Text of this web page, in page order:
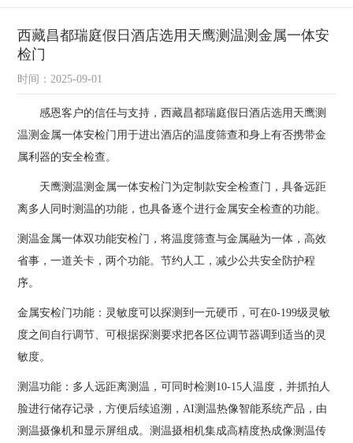
西藏昌都瑞庭假日酒店选用天鹰测温测金属一体安
检门
时间：2025-09-01
感恩客户的信任与支持，西藏昌都瑞庭假日酒店选用天鹰测
温测金属一体安检门用于进出酒店的温度筛查和身上有否携带金
属利器的安全检查。
天鹰测温测金属一体安检门为定制款安全检查门，具备远距
离多人同时测温的功能，也具备逐个进行金属安全检查的功能。
测温金属一体双功能安检门，将温度筛查与金属融为一体，高效
省事，一道关卡，两个功能。节约人工，减少公共安全防护程
序。
金属安检门功能：灵敏度可以探测到一元硬币，可在0-199级灵敏
度之间自行调节、可根据探测要求把各区位调节器调到适当的灵
敏度。
测温功能：多人远距离测温，可同时检测10-15人温度，并抓拍人
脸进行储存记录，方便后续追溯，AI测温热像智能系统产品，由
测温摄像机和显示屏组成。测温摄相机集成高精度热成像测温传